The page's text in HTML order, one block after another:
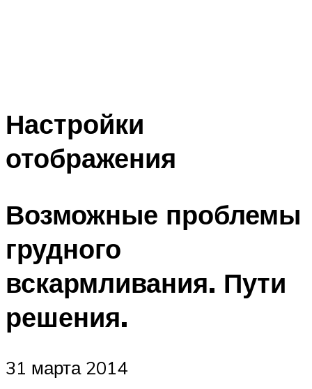
Настройки
отображения
Возможные проблемы
грудного
вскармливания. Пути
решения.
31 марта 2014